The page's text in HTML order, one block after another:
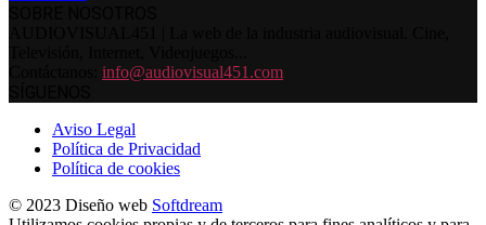
info@audiovisual451.com
Aviso Legal
Política de Privacidad
Política de cookies
© 2023 Diseño web Softdream